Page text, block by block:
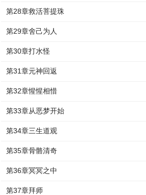
第28章救活菩提珠
第29章舍己为人
第30章打水怪
第31章元神回返
第32章惺惺相惜
第33章从恶梦开始
第34章三生道观
第35章骨骼清奇
第36章冥冥之中
第37章拜师